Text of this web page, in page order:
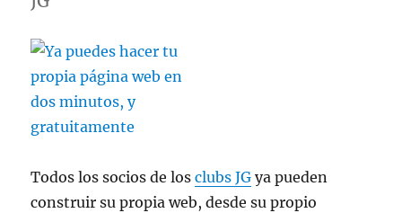
Todos los socios de losclubs JG ya pueden
construir su propia web, desde su propio